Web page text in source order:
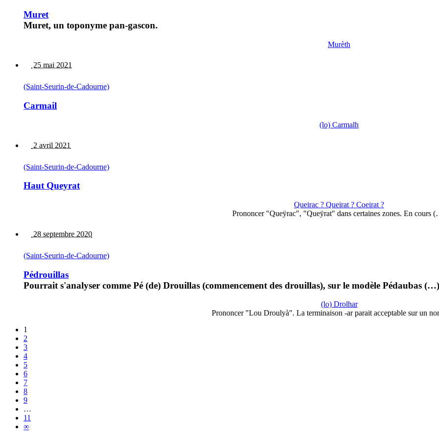
Muret
Muret, un toponyme pan-gascon.
Murèth
25 mai 2021
(Saint-Seurin-de-Cadourne)
Carmail
(lo) Carmalh
2 avril 2021
(Saint-Seurin-de-Cadourne)
Haut Queyrat
Queirac ? Queirat ? Coeirat ?
Prononcer "Queÿrac", "Queÿrat" dans certaines zones. En cours
28 septembre 2020
(Saint-Seurin-de-Cadourne)
Pédrouillas
Pourrait s'analyser comme Pé (de) Drouillas (commencement des drouillas), sur le modèle Pédaubas (…)
(lo) Drolhar
Prononcer "Lou Droulyà". La terminaison -ar parait acceptable sur un
1
2
3
4
5
6
7
8
9
…
11
∞